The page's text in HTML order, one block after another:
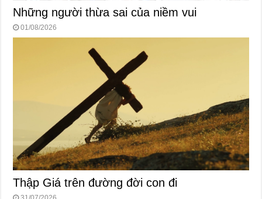
Những người thừa sai của niềm vui
01/08/2026
Thập Giá trên đường đời con đi